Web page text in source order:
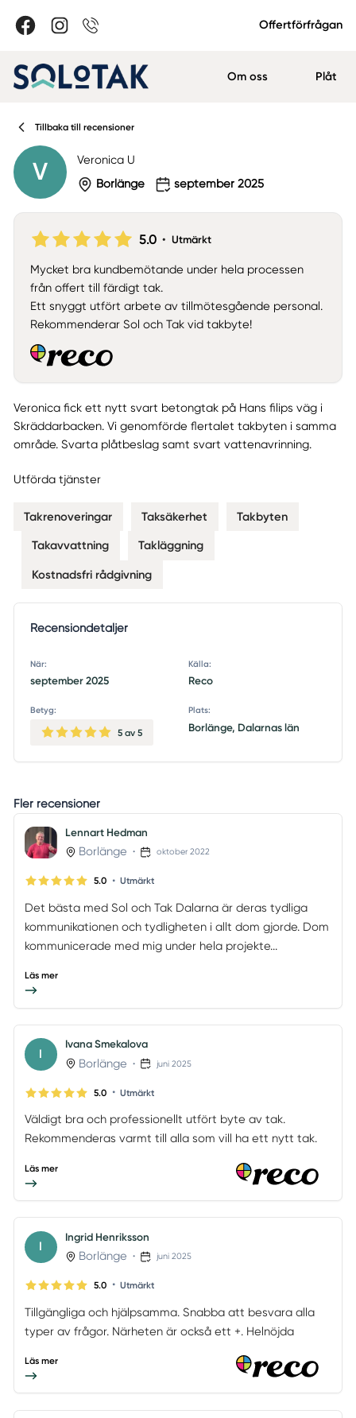
Offertförfrågan
Om oss Plåt
Tillbaka till recensioner
V
Veronica U
Borlänge
september 2025
5.0 • Utmärkt
Mycket bra kundbemötande under hela processen
från offert till färdigt tak.
Ett snyggt utfört arbete av tillmötesgående personal.
Rekommenderar Sol och Tak vid takbyte!
Veronica fick ett nytt svart betongtak på Hans filips väg i
Skräddarbacken. Vi genomförde flertalet takbyten i samma
område. Svarta plåtbeslag samt svart vattenavrinning.
Utförda tjänster
Takrenoveringar Taksäkerhet Takbyten
Takavvattning Takläggning
Kostnadsfri rådgivning
Recensiondetaljer
När:
september 2025
Källa:
Reco
Betyg:
5av 5
Plats:
Borlänge, Dalarnas län
Fler recensioner
Lennart Hedman
Borlänge • oktober 2022
5.0 • Utmärkt
Det bästa med Sol och Tak Dalarna är deras tydliga
kommunikationen och tydligheten i allt dom gjorde. Dom
kommunicerade med mig under hela projekte...
Läs mer
I
Ivana Smekalova
Borlänge • juni 2025
5.0 • Utmärkt
Väldigt bra och professionellt utfört byte av tak.
Rekommenderas varmt till alla som vill ha ett nytt tak.
Läs mer
I
Ingrid Henriksson
Borlänge • juni 2025
5.0 • Utmärkt
Tillgängliga och hjälpsamma. Snabba att besvara alla
typer av frågor. Närheten är också ett +. Helnöjda
Läs mer